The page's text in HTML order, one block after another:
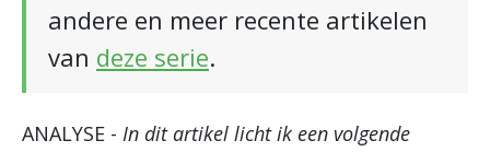
andere en meer recente artikelen
van deze serie.
ANALYSE - In dit artikel licht ik een volgende